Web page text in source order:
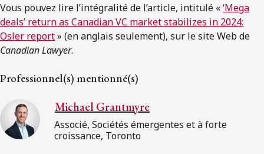
Vous pouvez lire l’intégralité de l’article, intitulé «‘Mega
deals’ return as Canadian VC market stabilizes in 2024:
Osler report» (en anglais seulement), sur le site Web de
Canadian Lawyer.
Professionnel(s) mentionné(s)
Michael Grantmyre
Associé, Sociétés émergentes et à forte
croissance, Toronto